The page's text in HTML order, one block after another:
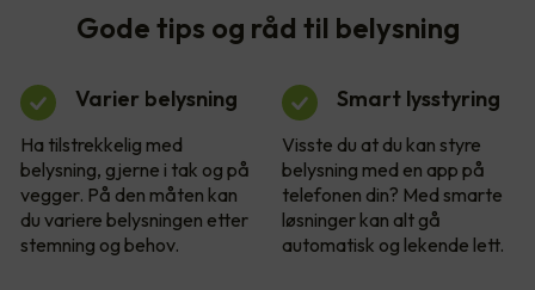
Gode tips og råd til belysning
Varier belysning
Ha tilstrekkelig med
belysning, gjerne i tak og på
vegger. På den måten kan
du variere belysningen etter
stemning og behov.
Smart lysstyring
Visste du at du kan styre
belysning med en app på
telefonen din? Med smarte
løsninger kan alt gå
automatisk og lekende lett.